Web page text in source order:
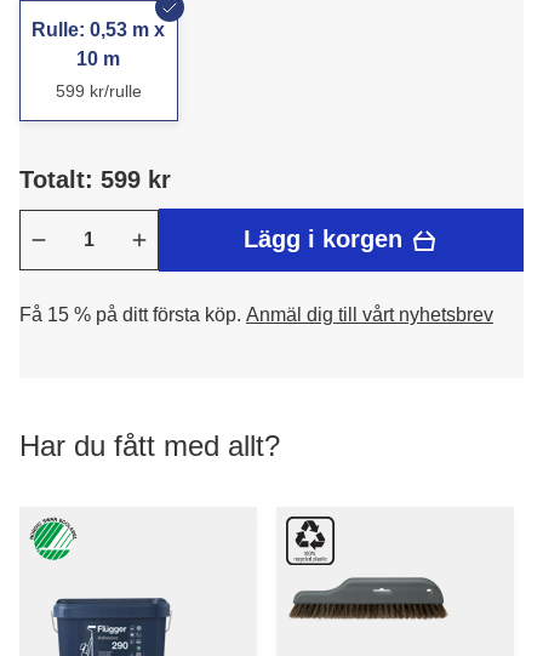
Rulle: 0,53 m x
10 m
599 kr/rulle
Totalt: 599 kr
Lägg i korgen
Få 15 % på ditt första köp. Anmäl dig till vårt nyhetsbrev
Har du fått med allt?